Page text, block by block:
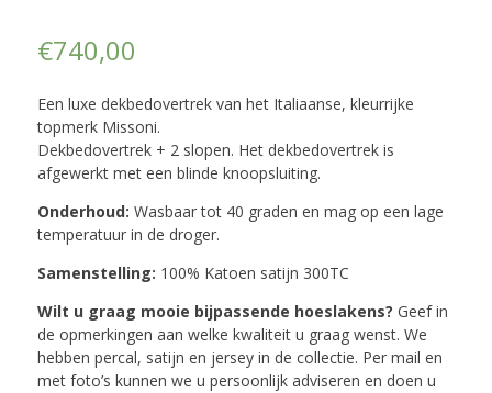
€740,00
Een luxe dekbedovertrek van het Italiaanse, kleurrijke
topmerk Missoni.
Dekbedovertrek + 2 slopen. Het dekbedovertrek is
afgewerkt met een blinde knoopsluiting.
Onderhoud: Wasbaar tot 40 graden en mag op een lage
temperatuur in de droger.
Samenstelling: 100% Katoen satijn 300TC
Wilt u graag mooie bijpassende hoeslakens? Geef in
de opmerkingen aan welke kwaliteit u graag wenst. We
hebben percal, satijn en jersey in de collectie. Per mail en
met foto’s kunnen we u persoonlijk adviseren en doen u